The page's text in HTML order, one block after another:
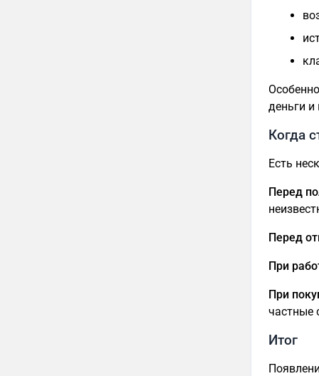
деньги
Когда
Есть
Перед
Перед
При
При
частные
Итог